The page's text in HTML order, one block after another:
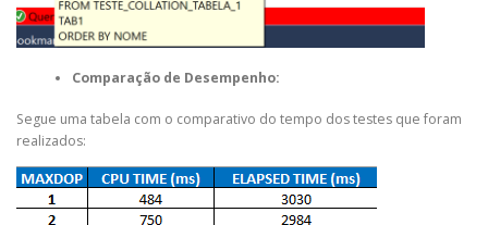
Comparação de Desempenho:
Segue uma tabela com o comparativo do tempo dos testes que foram
realizados: